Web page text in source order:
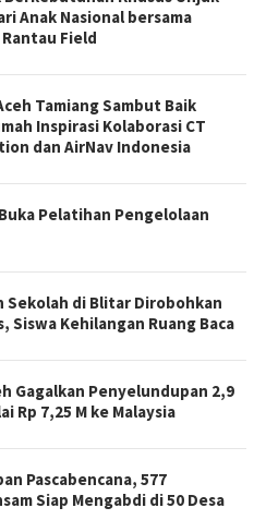
Anak Nasional bersama
Field
Tamiang Sambut Baik
Inspirasi Kolaborasi CT
dan AirNav Indonesia
Pelatihan Pengelolaan
Sekolah di Blitar Dirobohkan
Siswa Kehilangan Ruang Baca
Gagalkan Penyelundupan 2,9
Rp 7,25 M ke Malaysia
Pascabencana, 577
Siap Mengabdi di 50 Desa